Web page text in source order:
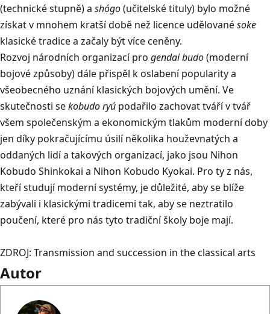
(technické stupně) a shógo(učitelské tituly) bylo možné
získat v mnohem kratší době než licence udělovanésoke
klasické tradice a začaly být více ceněny.
Rozvoj národních organizací pro gendai budo(moderní
bojové způsoby) dále přispěl k oslabení popularity a
všeobecného uznání klasických bojových umění. Ve
skutečnosti sekobudo ryú podařilo zachovat tváří v tvář
všem společenským a ekonomickým tlakům moderní doby
jen díky pokračujícímu úsilí několika houževnatých a
oddaných lidí a takových organizací, jako jsou Nihon
Kobudo Shinkokai a Nihon Kobudo Kyokai. Pro ty z nás,
kteří studují moderní systémy, je důležité, aby se blíže
zabývali i klasickými tradicemi tak, aby se neztratilo
poučení, které pro nás tyto tradiční školy boje mají.
ZDROJ: Transmission and succession in the classical arts
Autor